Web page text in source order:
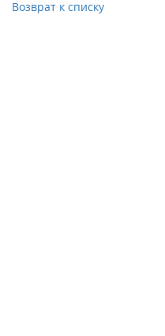
Возврат к списку